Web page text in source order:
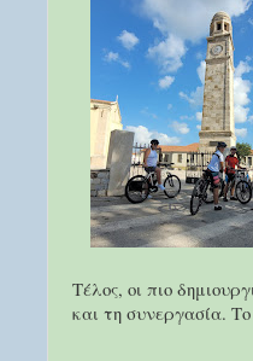
Τέλος, οι πιο
και τη συνεργασία.